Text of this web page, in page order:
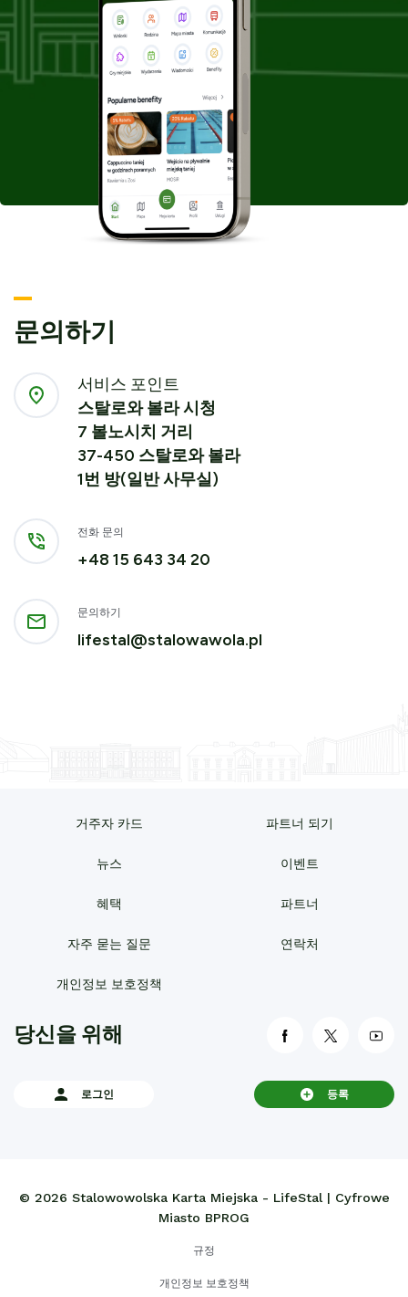
다
문의하기
서비스 포인트
스탈로와 볼라 시청
7 볼노시치 거리
37-450 스탈로와 볼라
1번 방(일반 사무실)
전화 문의
+48 15 643 34 20
문의하기
lifestal@stalowawola.pl
거주자 카드 파트너 되기
뉴스 이벤트
혜택 파트너
자주 묻는 질문 연락처
개인정보 보호정책
link otwiera się
link
당신을 위해
로그인 등록
© 2026 Stalowowolska Karta Miejska - LifeStal | Cyfrowe
Miasto BPROG
규정
개인정보 보호정책